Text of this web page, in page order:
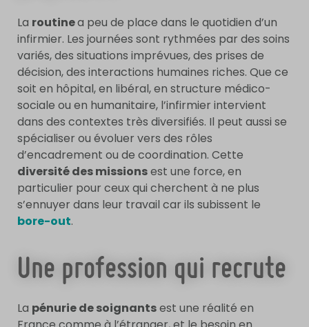
La routinea peu de place dans le quotidien d’un
infirmier. Les journées sont rythmées par des soins
variés, des situations imprévues, des prises de
décision, des interactions humaines riches. Que ce
soit en hôpital, en libéral, en structure médico-
sociale ou en humanitaire, l’infirmier intervient
dans des contextes très diversifiés. Il peut aussi se
spécialiser ou évoluer vers des rôles
d’encadrement ou de coordination. Cette
diversité des missionsest une force, en
particulier pour ceux qui cherchent à ne plus
s’ennuyer dans leur travail car ils subissent le
bore-out.
Une profession qui recrute
La pénurie de soignantsest une réalité en